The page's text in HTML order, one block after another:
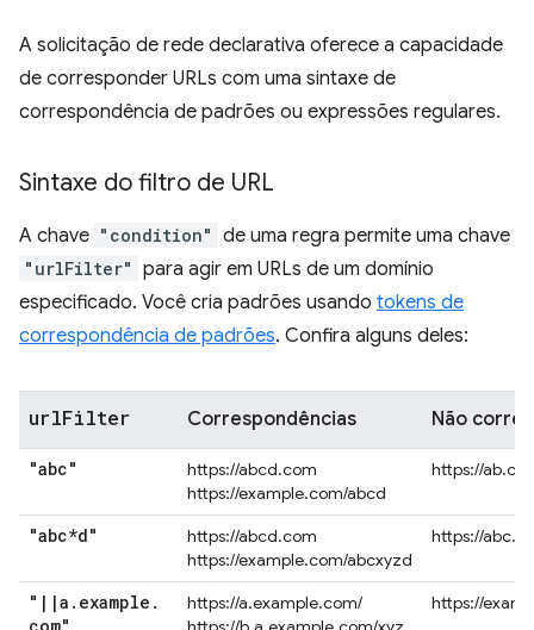
A solicitação de rede declarativa oferece a capacidade
de corresponder URLs com uma sintaxe de
correspondência de padrões ou expressões regulares.
Sintaxe do filtro de URL
A chave "condition" de uma regra permite uma chave
"urlFilter" para agir em URLs de um domínio
especificado. Você cria padrões usando tokens de
correspondência de padrões. Confira alguns deles:
urlFilter Correspondências Não
"abc"
https://abcd.com
https://example.com/abcd
https://
"abc*d"
https://abcd.com
https://example.com/abcxyzd
https://
" | |a . example .
https://a.example.com/
https://